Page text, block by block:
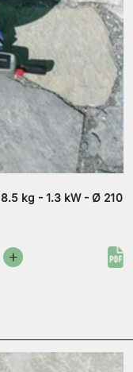
kg - 1.3 kW - Ø 210